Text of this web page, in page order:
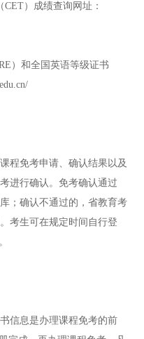
）成绩查询网址：
）和全国英语等级证书
免考申请、确认结果以及
进行确认。免考确认通过
；确认不通过的，省教育考
考生可在规定时间自行登
息是办理课程免考的前